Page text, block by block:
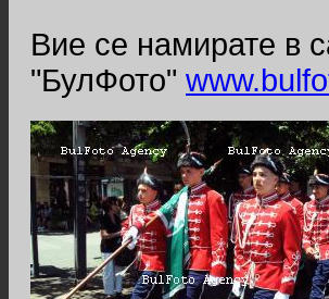
Вие се намирате в
"БулФото"